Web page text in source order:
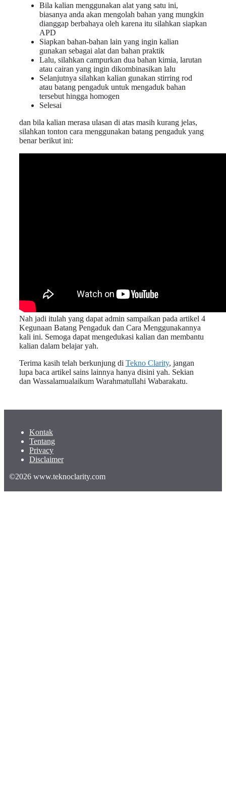
Bila kalian menggunakan alat yang satu ini,
biasanya anda akan mengolah bahan yang mungkin
dianggap berbahaya oleh karena itu silahkan siapkan
APD
Siapkan bahan-bahan lain yang ingin kalian
gunakan sebagai alat dan bahan praktik
Lalu, silahkan campurkan dua bahan kimia, larutan
atau cairan yang ingin dikombinasikan lalu
Selanjutnya silahkan kalian gunakan stirring rod
atau batang pengaduk untuk mengaduk bahan
tersebut hingga homogen
Selesai
dan bila kalian merasa ulasan di atas masih kurang jelas,
silahkan tonton cara menggunakan batang pengaduk yang
benar berikut ini:
Nah jadi itulah yang dapat admin sampaikan pada artikel 4
Kegunaan Batang Pengaduk dan Cara Menggunakannya
kali ini. Semoga dapat mengedukasi kalian dan membantu
kalian dalam belajar yah.
Terima kasih telah berkunjung di Tekno Clarity, jangan
lupa baca artikel sains lainnya hanya disini yah. Sekian
dan Wassalamualaikum Warahmatullahi Wabarakatu.
Kontak
Tentang
Privacy
Disclaimer
©2026 www.teknoclarity.com